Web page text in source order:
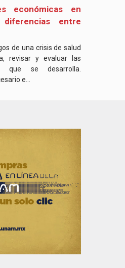
económicas en
entre
de una crisis de salud
revisar y evaluar las
que se desarrolla.
e...